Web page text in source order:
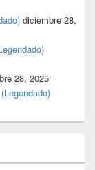
diciembre 28,
28, 2025